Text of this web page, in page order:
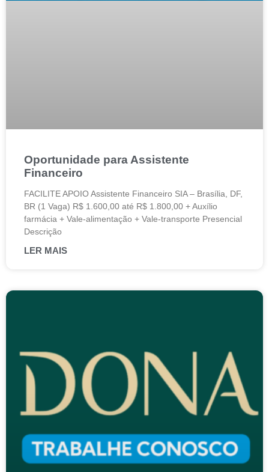
Oportunidade para Assistente
Financeiro
FACILITE APOIO Assistente Financeiro SIA – Brasília, DF,
BR (1 Vaga) R$ 1.600,00 até R$ 1.800,00 + Auxílio
farmácia + Vale-alimentação + Vale-transporte Presencial
Descrição
LER MAIS